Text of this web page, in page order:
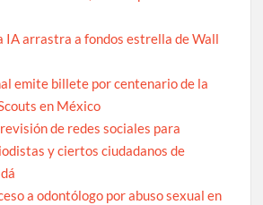
IA arrastra a fondos estrella de Wall
emite billete por centenario de la
en México
de redes sociales para
y ciertos ciudadanos de
a odontólogo por abuso sexual en